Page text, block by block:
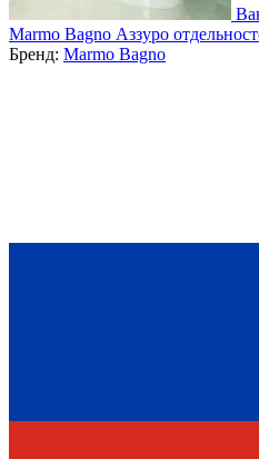
Marmo Bagno Аззуро
Бренд: Marmo Bagno